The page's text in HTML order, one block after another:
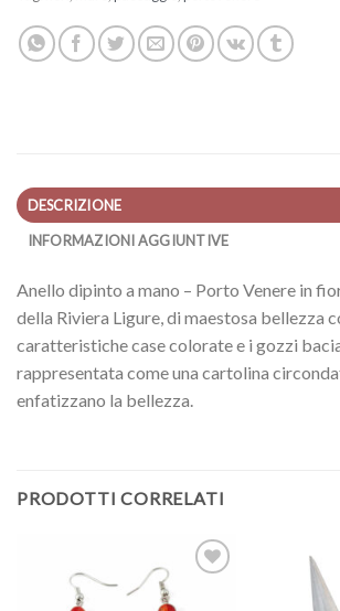
DESCRIZIONE
INFORMAZIONI AGGIUNTIVE
Anello dipinto a mano – Porto Venere in
della Riviera Ligure, di maestosa bellezza
caratteristiche case colorate e i gozzi
rappresentata come una cartolina
enfatizzano la bellezza.
PRODOTTI CORRELATI